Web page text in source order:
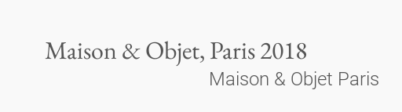
Panthéon
Maison & Objet, Paris 2018
Maison & Objet Paris